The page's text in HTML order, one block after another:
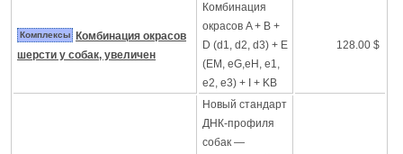
Комплексы
Комбинация окрасов
шерсти у собак, увеличен
Комбинация
окрасов A + B +
D (d1, d2, d3) + E
(EM, eG,eH, e1,
e2, e3) + I + KB
128.00 $
Новый стандарт
ДНК-профиля
собак —